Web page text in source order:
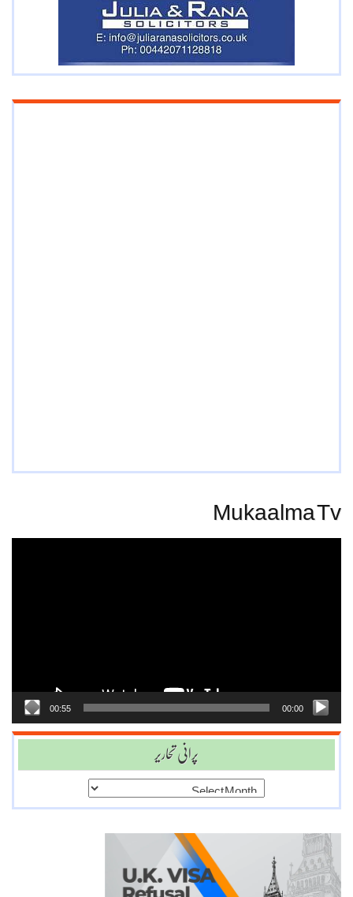
Mukaalma Tv
00:00
00:55
پرانی تحاریر